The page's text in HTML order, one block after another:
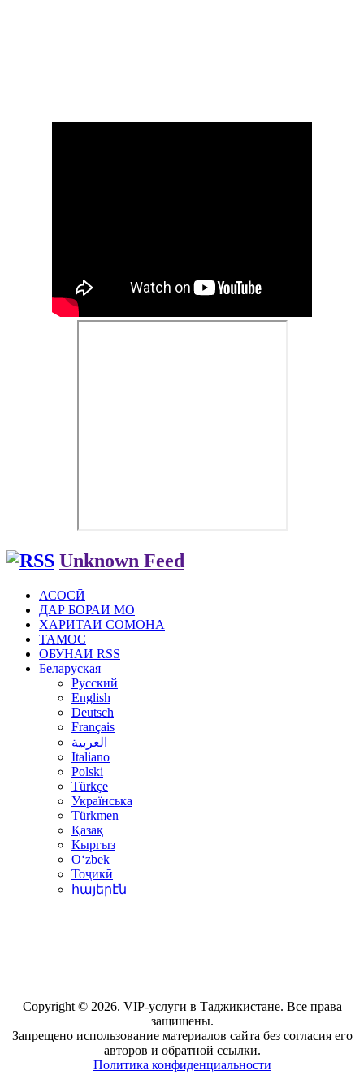
Unknown Feed
АСОСӢ
ДАР БОРАИ МО
ХАРИТАИ СОМОНА
ТАМОС
ОБУНАИ RSS
Беларуская
Русский
English
Deutsch
Français
العربية
Italiano
Polski
Türkçe
Українська
Türkmen
Қазақ
Кыргыз
Oʻzbek
Тоҷикӣ
հայերէն
Copyright © 2026. VIP-услуги в Таджикистане. Все права
защищены.
Запрещено использование материалов сайта без согласия его
авторов и обратной ссылки.
Политика конфиденциальности